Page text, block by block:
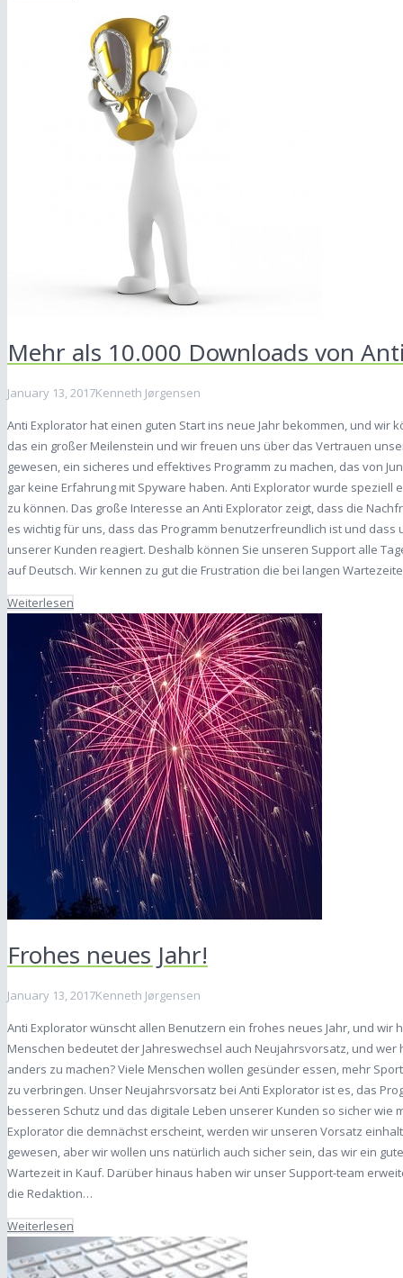
Mehr als 10.000 Downloads von
January 13, 2017Kenneth Jørgensen
Anti Explorator hat einen guten Start ins neue Jahr bekommen, und wir
das ein großer Meilenstein und wir freuen uns über das Vertrauen
gewesen, ein sicheres und effektives Programm zu machen, das von
gar keine Erfahrung mit Spyware haben. Anti Explorator wurde
zu können. Das große Interesse an Anti Explorator zeigt, dass die
es wichtig für uns, dass das Programm benutzerfreundlich ist und
unserer Kunden reagiert. Deshalb können Sie unseren Support alle
auf Deutsch. Wir kennen zu gut die Frustration die bei langen
Weiterlesen
Frohes neues Jahr!
January 13, 2017Kenneth Jørgensen
Anti Explorator wünscht allen Benutzern ein frohes neues Jahr, und wir
Menschen bedeutet der Jahreswechsel auch Neujahrsvorsatz, und
anders zu machen? Viele Menschen wollen gesünder essen, mehr
zu verbringen. Unser Neujahrsvorsatz bei Anti Explorator ist es, das
besseren Schutz und das digitale Leben unserer Kunden so sicher wie
Explorator die demnächst erscheint, werden wir unseren Vorsatz
gewesen, aber wir wollen uns natürlich auch sicher sein, das wir ein
Wartezeit in Kauf. Darüber hinaus haben wir unser Support-team
die Redaktion…
Weiterlesen